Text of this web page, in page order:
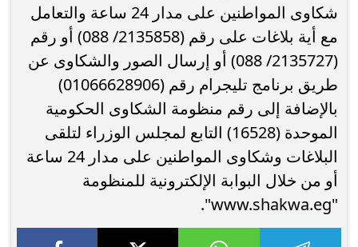
شكاوى المواطنين على مدار 24 ساعة والتعامل
مع أية بلاغات على رقم (2135858/ 088) أو رقم
(2135727/ 088) أو إرسال الصور والشكاوى عن
طريق برنامج تليجرام رقم (01066628906)
بالإضافة إلى رقم منظومة الشكاوى الحكومية
الموحدة (16528) التابع لمجلس الوزراء لتلقى
البلاغات وشكاوى المواطنين على مدار 24 ساعة
أو من خلال البوابة الإلكترونية للمنظومة
"www.shakwa.eg".